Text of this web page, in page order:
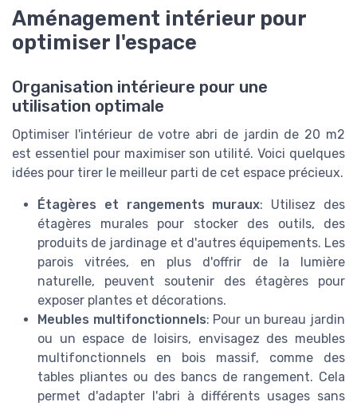
Aménagement intérieur pour
optimiser l'espace
Organisation intérieure pour une
utilisation optimale
Optimiser l'intérieur de votre abri de jardin de 20 m2
est essentiel pour maximiser son utilité. Voici quelques
idées pour tirer le meilleur parti de cet espace précieux.
Étagères et rangements muraux: Utilisez des
étagères murales pour stocker des outils, des
produits de jardinage et d'autres équipements. Les
parois vitrées, en plus d'offrir de la lumière
naturelle, peuvent soutenir des étagères pour
exposer plantes et décorations.
Meubles multifonctionnels: Pour un bureau jardin
ou un espace de loisirs, envisagez des meubles
multifonctionnels en bois massif, comme des
tables pliantes ou des bancs de rangement. Cela
permet d'adapter l'abri à différents usages sans